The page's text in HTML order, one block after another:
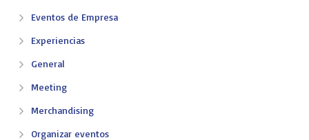
Eventos de Empresa
Experiencias
General
Meeting
Merchandising
Organizar eventos